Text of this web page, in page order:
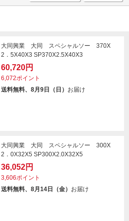
大同興業 大同 スペシャルソー 370X
2．5X40X3 SP370X2.5X40X3
60,720円
6,072ポイント
送料無料、8月9日（日） お届け
大同興業 大同 スペシャルソー 300X
2．0X32X5 SP300X2.0X32X5
36,052円
3,606ポイント
送料無料、8月14日（金） お届け